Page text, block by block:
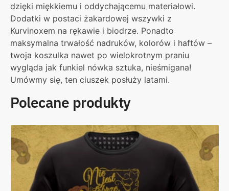
dzięki miękkiemu i oddychającemu materiałowi.
Dodatki w postaci żakardowej wszywki z
Kurvinoxem na rękawie i biodrze. Ponadto
maksymalna trwałość nadruków, kolorów i haftów –
twoja koszulka nawet po wielokrotnym praniu
wygląda jak funkiel nówka sztuka, nieśmigana!
Umówmy się, ten ciuszek posłuży latami.
Polecane produkty